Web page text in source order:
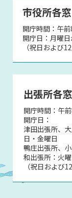
市役所各
開庁時間：午
開庁日：月曜
（祝日および
出張所各
開庁時間：午
開庁日：
津田出張所、
日・金曜日
鴨庄出張所、
和出張所：火
（祝日および